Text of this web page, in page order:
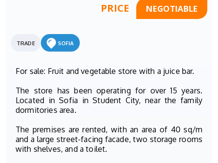
PRICE NEGOTIABLE
TRADE SOFIA
For sale: Fruit and vegetable store with a juice bar.
The store has been operating for over 15 years.
Located in Sofia in Student City, near the family
dormitories area.
The premises are rented, with an area of 40 sq/m
and a large street-facing facade, two storage rooms
with shelves, and a toilet.